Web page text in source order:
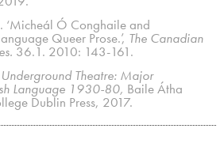
Ó Conghaile and
Queer Prose.’, The Canadian
36.1. 2010: 143-161.
Theatre: Major
Language 1930-80, Baile Átha
Dublin Press, 2017.